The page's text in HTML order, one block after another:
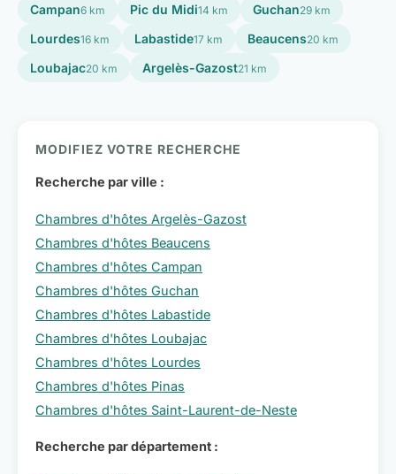
Campan6 km Pic du Midi14 km Guchan29 km
Lourdes16 km Labastide17 km Beaucens20 km
Loubajac20 km Argelès-Gazost21 km
MODIFIEZ VOTRE RECHERCHE
Recherche par ville :
Chambres d'hôtes Argelès-Gazost
Chambres d'hôtes Beaucens
Chambres d'hôtes Campan
Chambres d'hôtes Guchan
Chambres d'hôtes Labastide
Chambres d'hôtes Loubajac
Chambres d'hôtes Lourdes
Chambres d'hôtes Pinas
Chambres d'hôtes Saint-Laurent-de-Neste
Recherche par département :